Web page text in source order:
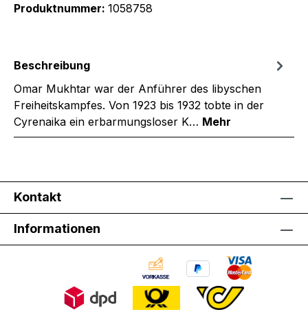
Produktnummer: 1058758
Beschreibung
Omar Mukhtar war der Anführer des libyschen
Freiheitskampfes. Von 1923 bis 1932 tobte in der
Cyrenaika ein erbarmungsloser K… Mehr
Kontakt
Informationen